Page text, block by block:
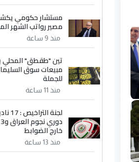
مستشار حكومي
مصير رواتب الشهر
منذ 9 ساعة
تين "طقطق" المحلي
مبيعات سوق
للجملة
منذ 11 ساعة
لجنة
خارج الضوابط
منذ 13 ساعة